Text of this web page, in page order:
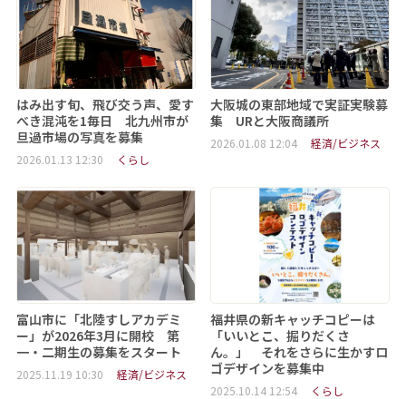
はみ出す旬、飛び交う声、愛す
べき混沌を1毎日 北九州市が
旦過市場の写真を募集
2026.01.13 12:30 くらし
大阪城の東部地域で実証実験募
集 URと大阪商議所
2026.01.08 12:04 経済/ビジネス
富山市に「北陸すしアカデミ
ー」が2026年3月に開校 第
一・二期生の募集をスタート
2025.11.19 10:30 経済/ビジネス
福井県の新キャッチコピーは
「いいとこ、掘りだくさ
ん。」 それをさらに生かすロ
ゴデザインを募集中
2025.10.14 12:54 くらし